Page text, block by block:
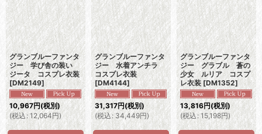
グランブルーファンタ
ジー 学び舎の装い
ジータ コスプレ衣装
[DM2149]
10,967円(税別)
(税込: 12,064円)
グランブルーファンタ
ジー 水着アンチラ
コスプレ衣装
[DM4144]
31,317円(税別)
(税込: 34,449円)
グランブルーファンタ
ジー グラブル 蒼の
少女 ルリア コスプ
レ衣装 [DM1352]
13,816円(税別)
(税込: 15,198円)